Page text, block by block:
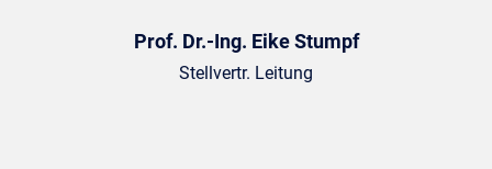
Prof. Dr.-Ing. Eike Stumpf
Stellvertr. Leitung